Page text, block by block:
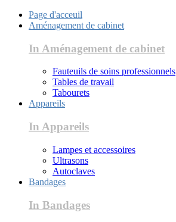
Page d'acceuil
Aménagement de cabinet
In Aménagement de cabinet
Fauteuils de soins professionnels
Tables de travail
Tabourets
Appareils
In Appareils
Lampes et accessoires
Ultrasons
Autoclaves
Bandages
In Bandages